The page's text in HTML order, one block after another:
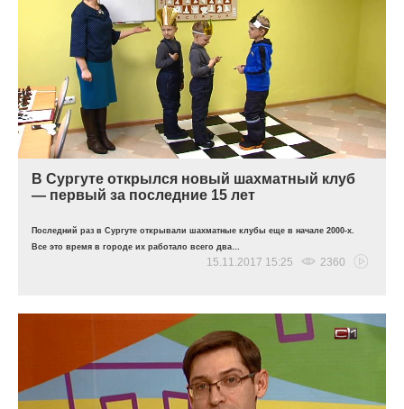
В Сургуте открылся новый шахматный клуб
— первый за последние 15 лет
Последний раз в Сургуте открывали шахматные клубы еще в начале 2000-х.
Все это время в городе их работало всего два…
15.11.2017 15:25 2360